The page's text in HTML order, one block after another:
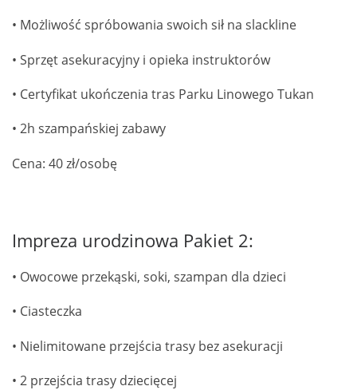
• Możliwość spróbowania swoich sił na slackline
• Sprzęt asekuracyjny i opieka instruktorów
• Certyfikat ukończenia tras Parku Linowego Tukan
• 2h szampańskiej zabawy
Cena: 40 zł/osobę
Impreza urodzinowa Pakiet 2:
• Owocowe przekąski, soki, szampan dla dzieci
• Ciasteczka
• Nielimitowane przejścia trasy bez asekuracji
• 2 przejścia trasy dziecięcej